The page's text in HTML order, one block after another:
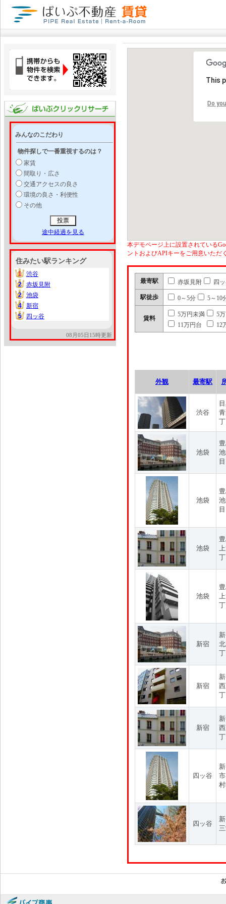
みんなのこだわり
物件探しで一番重視するのは？
家賃
間取り・広さ
交通アクセスの良さ
環境の良さ・利便性
その他
途中経過を見る
住みたい駅ランキング
1
1
渋谷
2
2
赤坂見附
2
2
池袋
4
4
新宿
5
5 四ッ谷
08月05日15時更新
This
Do
本デモページ上に設置されている
ントおよびAPIキーをご用意いただ
最寄駅 赤坂見附 四
駅徒歩 0～5分 5～10
賃料
5万円未満
5
11万円台
12
外観 最寄駅
渋谷
池袋
池袋
目
池袋
池袋
新宿
新宿
新宿
四ッ谷
四ッ谷